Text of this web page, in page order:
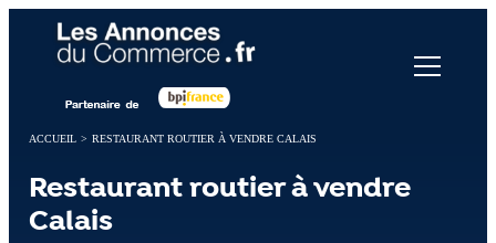
ACCUEIL > RESTAURANT ROUTIER À VENDRE CALAIS
Restaurant routier à vendre
Calais
Panneau de gestion des cookies